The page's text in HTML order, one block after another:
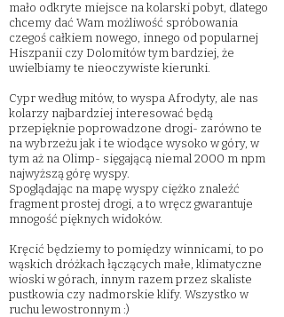
mało odkryte miejsce na kolarski pobyt, dlatego
chcemy dać Wam możliwość spróbowania
czegoś całkiem nowego, innego od popularnej
Hiszpanii czy Dolomitów tym bardziej, że
uwielbiamy te nieoczywiste kierunki.
Cypr według mitów, to wyspa Afrodyty, ale nas
kolarzy najbardziej interesować będą
przepięknie poprowadzone drogi- zarówno te
na wybrzeżu jak i te wiodące wysoko w góry, w
tym aż na Olimp- sięgającą niemal 2000 m npm
najwyższą górę wyspy. ​
Spoglądając na mapę wyspy ciężko znaleźć
fragment prostej drogi, a to wręcz gwarantuje
mnogość pięknych widoków.
Kręcić będziemy to pomiędzy winnicami, to po
wąskich dróżkach łączących małe, klimatyczne
wioski w górach, innym razem przez skaliste
pustkowia czy nadmorskie klify. Wszystko w
ruchu lewostronnym :)